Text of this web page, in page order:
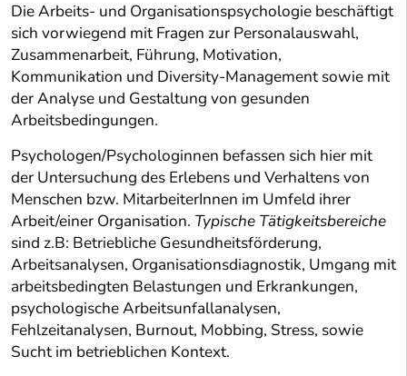
Die Arbeits- und Organisationspsychologie beschäftigt
sich vorwiegend mit Fragen zur Personalauswahl,
Zusammenarbeit, Führung, Motivation,
Kommunikation und Diversity-Management sowie mit
der Analyse und Gestaltung von gesunden
Arbeitsbedingungen.
Psychologen/Psychologinnen befassen sich hier mit
der Untersuchung des Erlebens und Verhaltens von
Menschen bzw. MitarbeiterInnen im Umfeld ihrer
Arbeit/einer Organisation. Typische Tätigkeitsbereiche
sind z.B: Betriebliche Gesundheitsförderung,
Arbeitsanalysen, Organisationsdiagnostik, Umgang mit
arbeitsbedingten Belastungen und Erkrankungen,
psychologische Arbeitsunfallanalysen,
Fehlzeitanalysen, Burnout, Mobbing, Stress, sowie
Sucht im betrieblichen Kontext.